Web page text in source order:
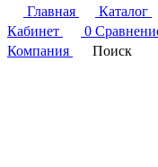
Главная
Каталог
Кабинет
0
Компания
Поиск